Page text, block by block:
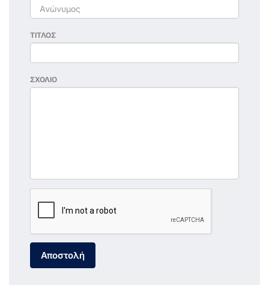
ΤΙΤΛΟΣ
ΣΧΟΛΙΟ
Αποστολή